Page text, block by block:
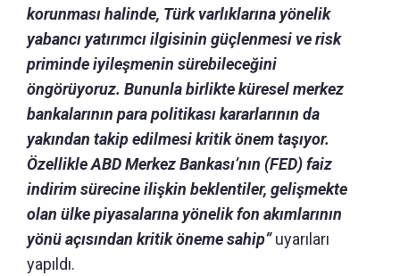
korunması halinde, Türk varlıklarına yönelik
yabancı yatırımcı ilgisinin güçlenmesi ve risk
priminde iyileşmenin sürebileceğini
öngörüyoruz. Bununla birlikte küresel merkez
bankalarının para politikası kararlarının da
yakından takip edilmesi kritik önem taşıyor.
Özellikle ABD Merkez Bankası’nın (FED) faiz
indirim sürecine ilişkin beklentiler, gelişmekte
olan ülke piyasalarına yönelik fon akımlarının
yönü açısından kritik öneme sahip”uyarıları
yapıldı.